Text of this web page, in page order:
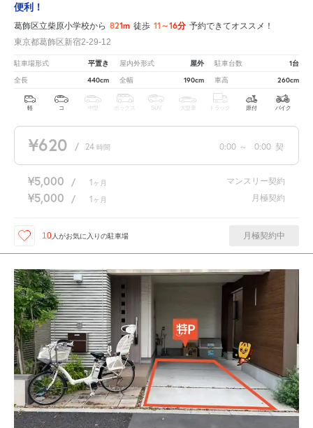
便利！
葛飾区立柴原小学校から 821m 徒歩 11～16分 予約できてオススメ！
東京都葛飾区新宿2-29-12
駐車場形式 平置き 屋内外形式 屋外 駐車台数 1台
全長 440cm 全幅 190cm 車高 260cm
軽 コ 中型 ボックス SUV 大型車 トラック 原付 バイク
¥620 / 24 時間 0:00 ～ 0:00 契
¥5,000 / 1 ヶ月 マンスリー契約
¥5,000 / 1 ヶ月 月極契約
10 人がお気に入りの駐車場 月極契約中